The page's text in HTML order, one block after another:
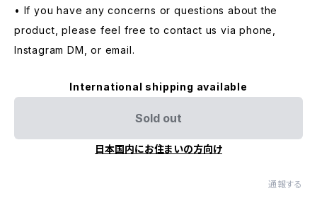
• If you have any concerns or questions about the
product, please feel free to contact us via phone,
Instagram DM, or email.
International shipping available
Sold out
日本国内にお住まいの方向け
通報する